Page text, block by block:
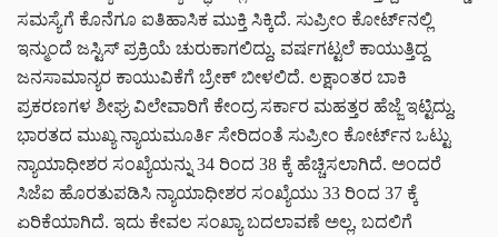
ಸಮಸ್ಯೆಗೆ ಕೊನೆಗೂ ಐತಿಹಾಸಿಕ ಮುಕ್ತಿ ಸಿಕ್ಕಿದೆ. ಸುಪ್ರೀಂ ಕೋರ್ಟ್‌ನಲ್ಲಿ
ಇನ್ಮುಂದೆ ಜಸ್ಟಿಸ್ ಪ್ರಕ್ರಿಯೆ ಚುರುಕಾಗಲಿದ್ದು, ವರ್ಷಗಟ್ಟಲೆ ಕಾಯುತ್ತಿದ್ದ
ಜನಸಾಮಾನ್ಯರ ಕಾಯುವಿಕೆಗೆ ಬ್ರೇಕ್ ಬೀಳಲಿದೆ. ಲಕ್ಷಾಂತರ ಬಾಕಿ
ಪ್ರಕರಣಗಳ ಶೀಘ್ರ ವಿಲೇವಾರಿಗೆ ಕೇಂದ್ರ ಸರ್ಕಾರ ಮಹತ್ತರ ಹೆಜ್ಜೆ ಇಟ್ಟಿದ್ದು,
ಭಾರತದ ಮುಖ್ಯ ನ್ಯಾಯಮೂರ್ತಿ ಸೇರಿದಂತೆ ಸುಪ್ರೀಂ ಕೋರ್ಟ್‌ನ ಒಟ್ಟು
ನ್ಯಾಯಾಧೀಶರ ಸಂಖ್ಯೆಯನ್ನು 34 ರಿಂದ 38 ಕ್ಕೆ ಹೆಚ್ಚಿಸಲಾಗಿದೆ. ಅಂದರೆ
ಸಿಜೆಐ ಹೊರತುಪಡಿಸಿ ನ್ಯಾಯಾಧೀಶರ ಸಂಖ್ಯೆಯು 33 ರಿಂದ 37 ಕ್ಕೆ
ಏರಿಕೆಯಾಗಿದೆ. ಇದು ಕೇವಲ ಸಂಖ್ಯಾ ಬದಲಾವಣೆ ಅಲ್ಲ, ಬದಲಿಗೆ